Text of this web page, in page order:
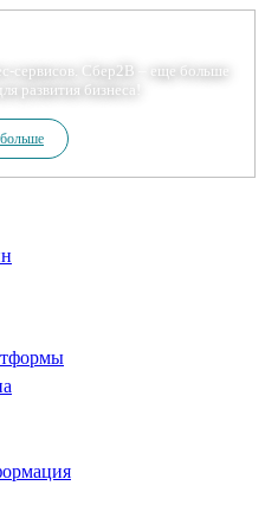
сервисов. Сбер2В – еще больше
развития бизнеса!